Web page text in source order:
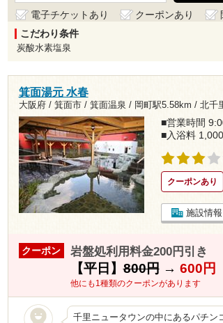
電子チケットあり クーポンあり
こだわり条件
炭酸水素塩泉
箕面湯元 水春
大阪府 / 箕面市 / 箕面温泉 / 岡町駅5.58km / 北千
■営業時間
■入浴料
クーポンあり
施設情
クーポン 岩盤処利用料金200円引き
【平日】800円→ 600円
他にも1種類のクーポンがあります
千里ニュータウンの中にあるパチン